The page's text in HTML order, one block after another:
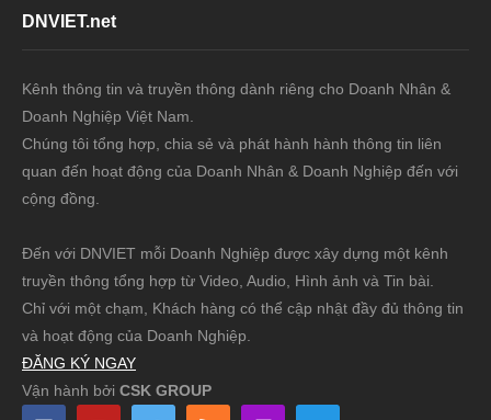
DNVIET.net
Kênh thông tin và truyền thông dành riêng cho Doanh Nhân &
Doanh Nghiệp Việt Nam.
Chúng tôi tổng hợp, chia sẻ và phát hành hành thông tin liên
quan đến hoạt động của Doanh Nhân & Doanh Nghiệp đến với
cộng đồng.
Đến với DNVIET mỗi Doanh Nghiệp được xây dựng một kênh
truyền thông tổng hợp từ Video, Audio, Hình ảnh và Tin bài.
Chỉ với một chạm, Khách hàng có thể cập nhật đầy đủ thông tin
và hoạt động của Doanh Nghiệp.
ĐĂNG KÝ NGAY
Vận hành bởi CSK GROUP